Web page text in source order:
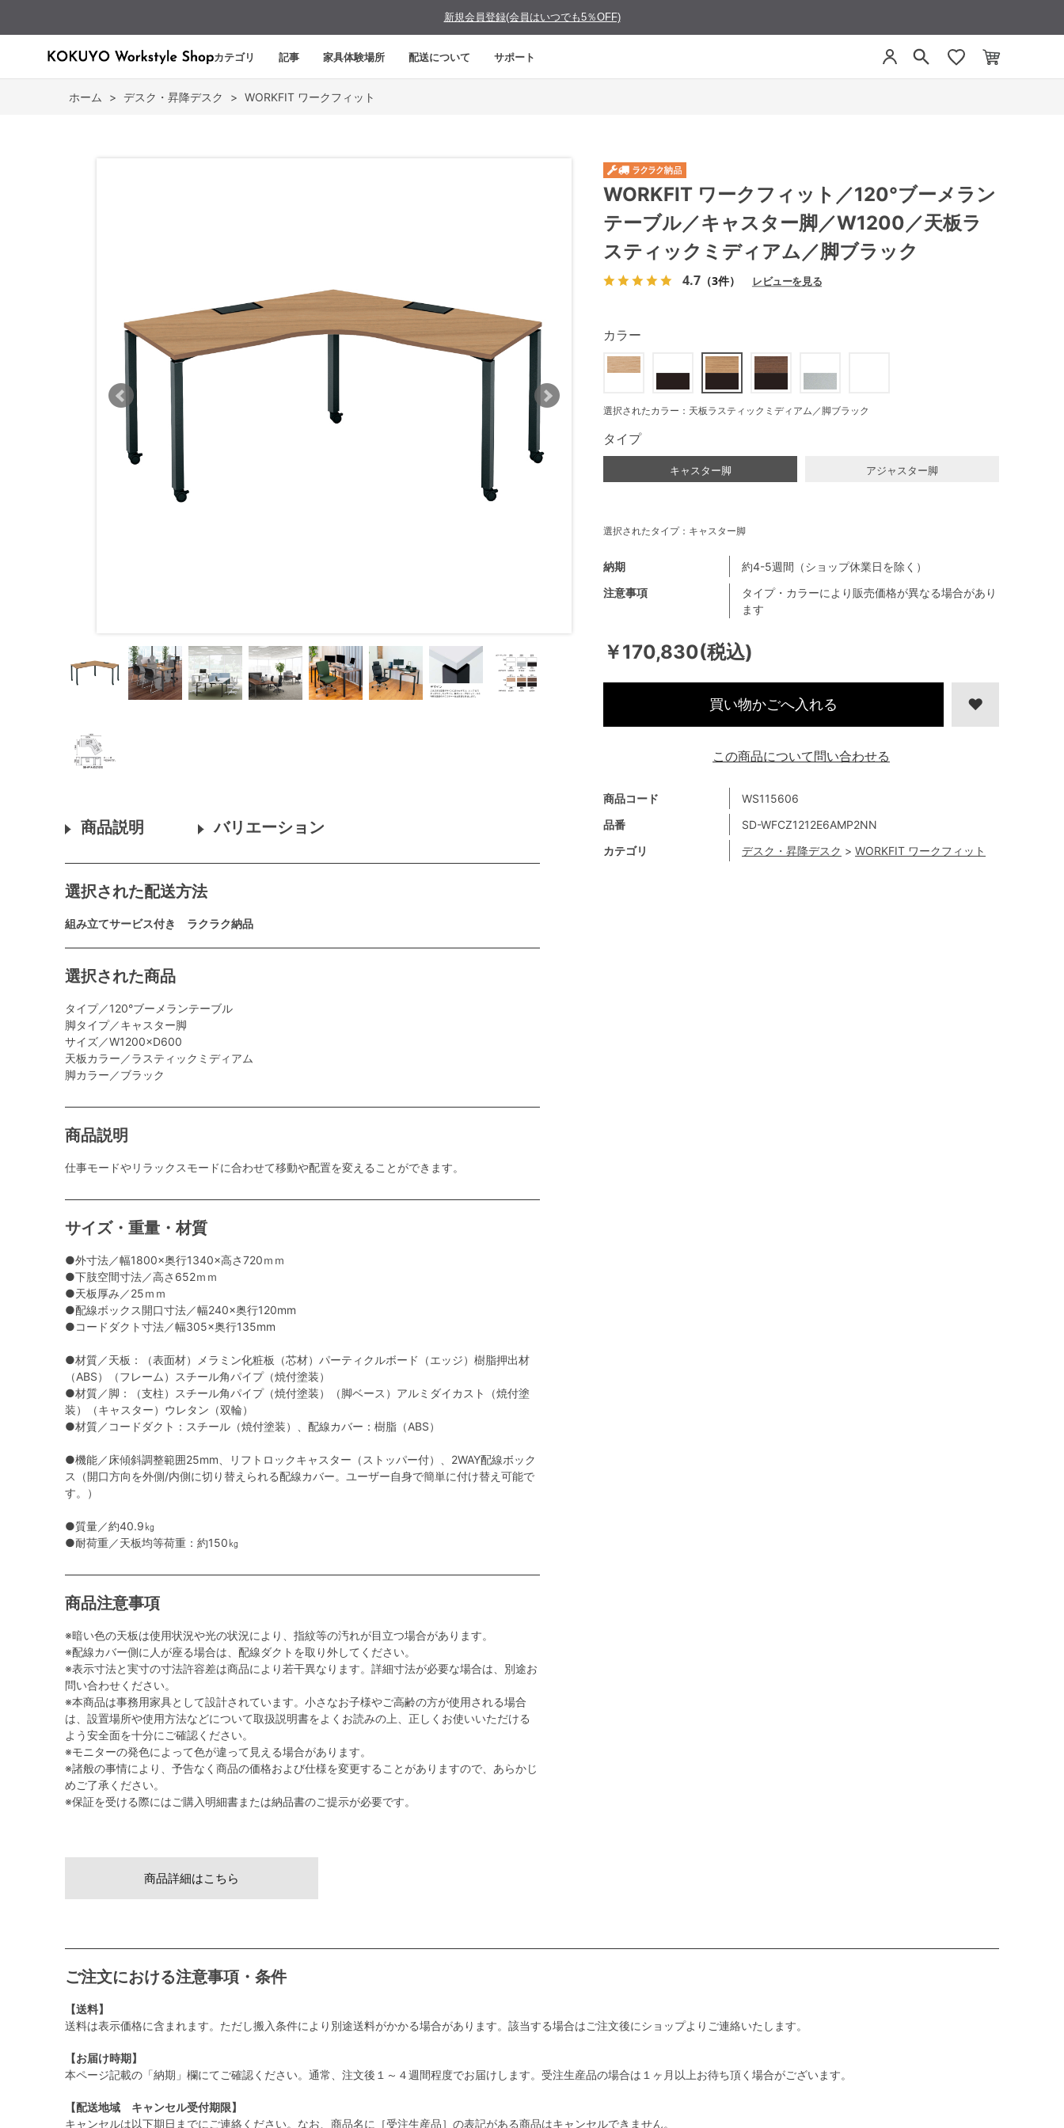
新規会員登録(会員はいつでも5％OFF)
カテゴリ 記事 家具体験場所 配送について サポート
ホーム > デスク・昇降デスク > WORKFIT ワークフィット
商品説明 バリエーション
選択された配送方法
組み立てサービス付き ラクラク納品
選択された商品
タイプ／120°ブーメランテーブル
脚タイプ／キャスター脚
サイズ／W1200×D600
天板カラー／ラスティックミディアム
脚カラー／ブラック
商品説明
仕事モードやリラックスモードに合わせて移動や配置を変えることができます。
サイズ・重量・材質
●外寸法／幅1800×奥行1340×高さ720ｍｍ
●下肢空間寸法／高さ652ｍｍ
●天板厚み／25ｍｍ
●配線ボックス開口寸法／幅240×奥行120mm
●コードダクト寸法／幅305×奥行135mm
●材質／天板：（表面材）メラミン化粧板（芯材）パーティクルボード（エッジ）樹脂押出材
（ABS）（フレーム）スチール角パイプ（焼付塗装）
●材質／脚：（支柱）スチール角パイプ（焼付塗装）（脚ベース）アルミダイカスト（焼付塗
装）（キャスター）ウレタン（双輪）
●材質／コードダクト：スチール（焼付塗装）、配線カバー：樹脂（ABS）
●機能／床傾斜調整範囲25mm、リフトロックキャスター（ストッパー付）、2WAY配線ボック
ス（開口方向を外側/内側に切り替えられる配線カバー。ユーザー自身で簡単に付け替え可能で
す。）
●質量／約40.9㎏
●耐荷重／天板均等荷重：約150㎏
商品注意事項
※暗い色の天板は使用状況や光の状況により、指紋等の汚れが目立つ場合があります。
※配線カバー側に人が座る場合は、配線ダクトを取り外してください。
※表示寸法と実寸の寸法許容差は商品により若干異なります。詳細寸法が必要な場合は、別途お
問い合わせください。
※本商品は事務用家具として設計されています。小さなお子様やご高齢の方が使用される場合
は、設置場所や使用方法などについて取扱説明書をよくお読みの上、正しくお使いいただける
よう安全面を十分にご確認ください。
※モニターの発色によって色が違って見える場合があります。
※諸般の事情により、予告なく商品の価格および仕様を変更することがありますので、あらかじ
めご了承ください。
※保証を受ける際にはご購入明細書または納品書のご提示が必要です。
WORKFIT ワークフィット／120°ブーメラン
テーブル／キャスター脚／W1200／天板ラ
スティックミディアム／脚ブラック
4.7 （3件） レビューを見る
￥170,830(税込)
商品コード
WS115606
品番
SD-WFCZ1212E6AMP2NN
カテゴリ
デスク・昇降デスク > WORKFIT ワークフィット
注意事項
タイプ・カラーにより販売価格が異なる場合があり
ます
納期 約4-5週間（ショップ休業日を除く）
カラー
選択されたカラー：天板ラスティックミディアム／脚ブラック
タイプ
キャスター脚 アジャスター脚
選択されたタイプ：キャスター脚
買い物かごへ入れる
この商品について問い合わせる
商品詳細はこちら
ご注文における注意事項・条件
【送料】
送料は表示価格に含まれます。ただし搬入条件により別途送料がかかる場合があります。該当する場合はご注文後にショップよりご連絡いたします。
【お届け時期】
本ページ記載の「納期」欄にてご確認ください。通常、注文後１～４週間程度でお届けします。受注生産品の場合は１ヶ月以上お待ち頂く場合がございます。
【配送地域 キャンセル受付期限】
キャンセルは以下期日までにご連絡ください。なお、商品名に［受注生産品］の表記がある商品はキャンセルできません。